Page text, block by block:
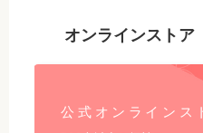
オンラインストア
公式オンラインス